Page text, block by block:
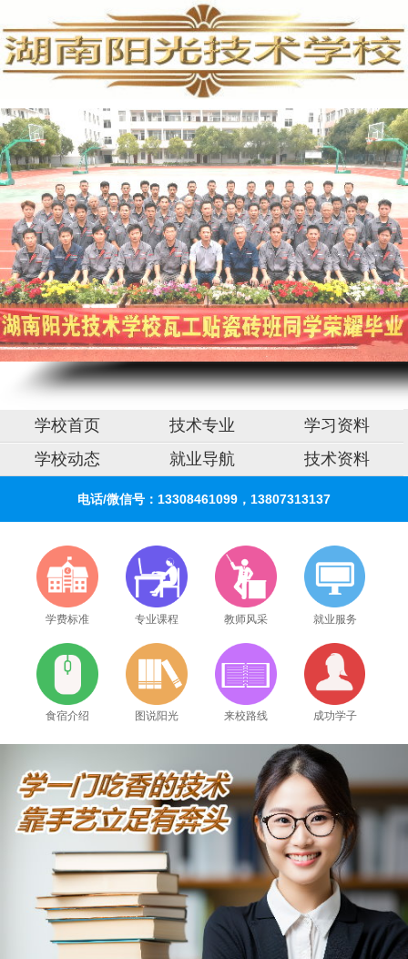
PLC培训,PLC编程培训,PLC培训学校,PLC编程培训学校
学校首页 技术专业
学习资料
学校动态
就业导航 技术资料
电话/微信号：13308461099，13807313137
学费标准 专业课程 教师风采 就业服务
食宿介绍 图说阳光 来校路线 成功学子
2026年8月6号_四川_张同学（137****8430）报名:【装饰装修全能实战班】
2026年8月6号_贵州_陈同学（151****0451）报名:【电工中级实战班】
2026年8月6号_福建_周同学（131****1459）报名:【摩托车电动车维修实战